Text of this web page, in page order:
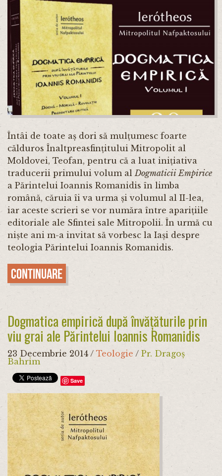
Întâi de toate aș dori să mulțumesc foarte
călduros Înaltpreasfințitului Mitropolit al
Moldovei, Teofan, pentru că a luat inițiativa
traducerii primului volum al Dogmaticii Empirice
a Părintelui Ioannis Romanidis în limba
română, căruia îi va urma și volumul al II-lea,
iar aceste scrieri se vor număra între aparițiile
editoriale ale Sfintei sale Mitropolii. În urmă cu
niște ani m-a invitat să vorbesc la Iași despre
teologia Părintelui Ioannis Romanidis.
Continuare
Dogmatica empirică după învățăturile prin
viu grai ale Părintelui Ioannis Romanidis
23 Decembrie 2014 / Teologie / Pr. Dragoș
Bahrim
Save